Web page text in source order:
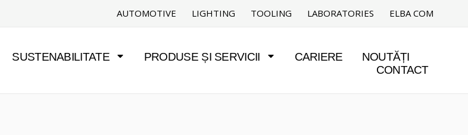
AUTOMOTIVE LIGHTING TOOLING LABORATORIES ELBA COM
SUSTENABILITATE PRODUSE ȘI SERVICII CARIERE
NOUTĂȚI
CONTACT